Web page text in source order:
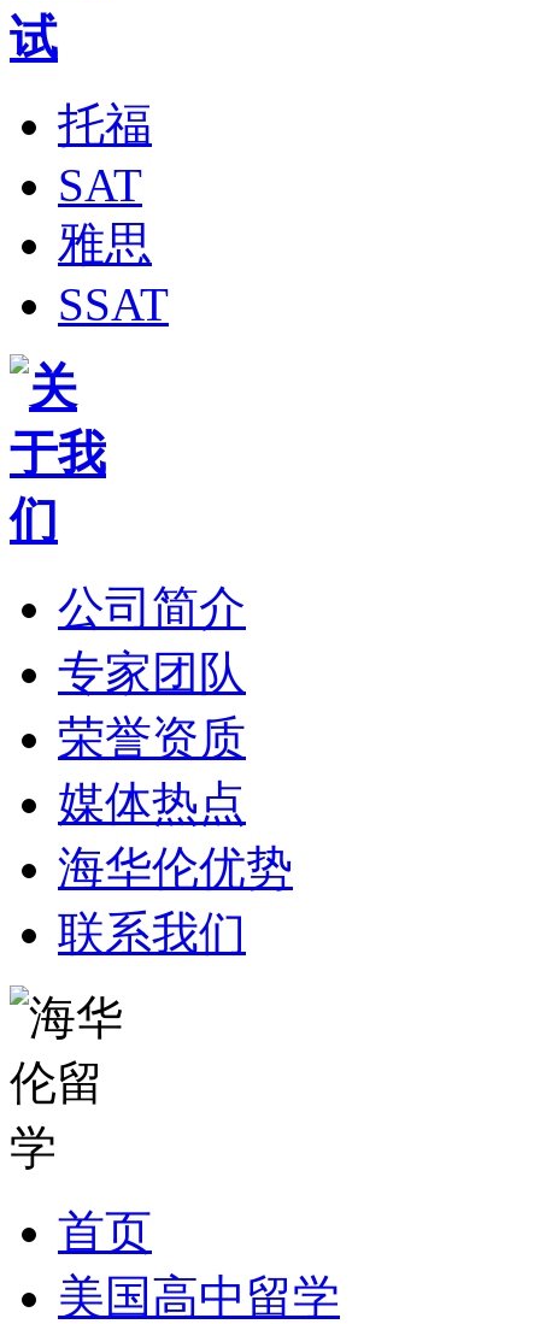
托福
SAT
雅思
SSAT
公司简介
专家团队
荣誉资质
媒体热点
海华伦优势
联系我们
首页
美国高中留学